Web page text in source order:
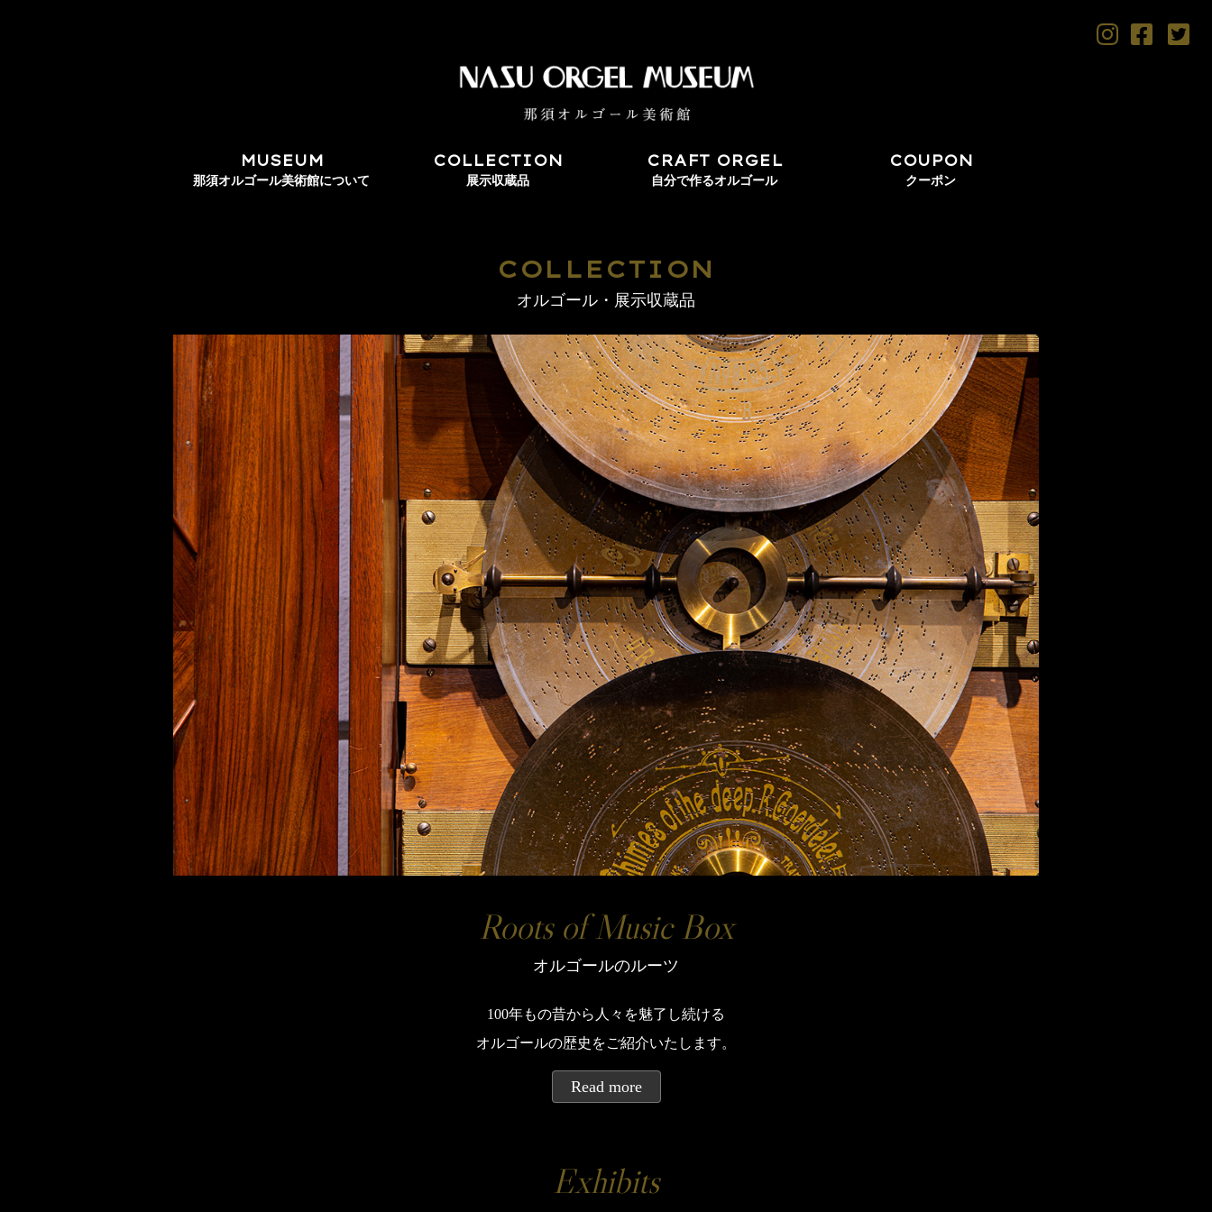
MUSEUM
那須オルゴール美術館について
COLLECTION
展示収蔵品
CRAFT ORGEL
自分で作るオルゴール
COUPON
クーポン
COLLECTION
オルゴール・展示収蔵品
Roots of Music Box
オルゴールのルーツ
100年もの昔から人々を魅了し続ける
オルゴールの歴史をご紹介いたします。
Read more
Exhibits